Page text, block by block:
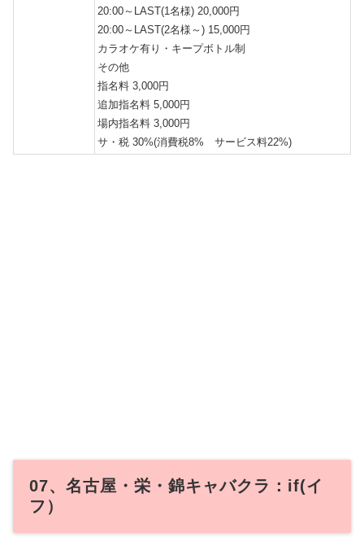
20:00～LAST(1名様) 20,000円
20:00～LAST(2名様～) 15,000円
カラオケ有り・キープボトル制
その他
指名料 3,000円
追加指名料 5,000円
場内指名料 3,000円
サ・税 30%(消費税8% サービス料22%)
07、名古屋・栄・錦キャバクラ：if(イ
フ）